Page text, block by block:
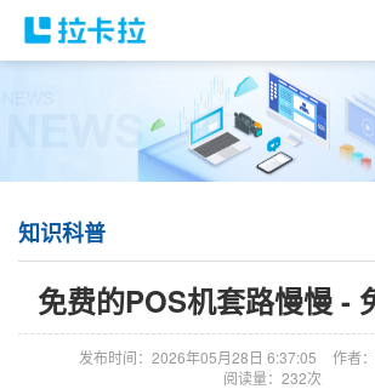
知识科普
免费的POS机套路慢慢 -
发布时间：2026年05月28日 6:37:05
作者
阅读量：232次